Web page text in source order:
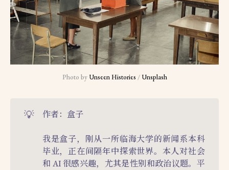
Photo by Unseen Histories / Unsplash
💡 作者：盒子
我是盒子，刚从一所临海大学的新闻系本科
毕业，正在间隔年中探索世界。本人对社会
和 AI 很感兴趣，尤其是性别和政治议题。平